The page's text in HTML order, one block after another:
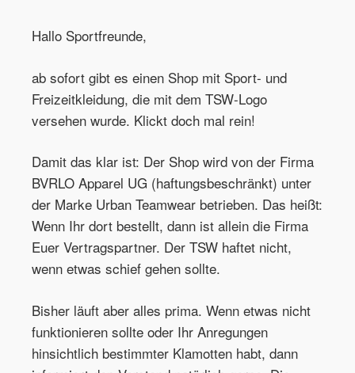
Hallo Sportfreunde,
ab sofort gibt es einen Shop mit Sport- und
Freizeitkleidung, die mit dem TSW-Logo
versehen wurde. Klickt doch mal rein!
Damit das klar ist: Der Shop wird von der Firma
BVRLO Apparel UG (haftungsbeschränkt) unter
der Marke Urban Teamwear betrieben. Das heißt:
Wenn Ihr dort bestellt, dann ist allein die Firma
Euer Vertragspartner. Der TSW haftet nicht,
wenn etwas schief gehen sollte.
Bisher läuft aber alles prima. Wenn etwas nicht
funktionieren sollte oder Ihr Anregungen
hinsichtlich bestimmter Klamotten habt, dann